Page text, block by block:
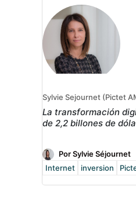
Sylvie Sejournet (Pictet
La transformación
de 2,2 billones de
Por Sylvie Séjournet
Internet
inversion